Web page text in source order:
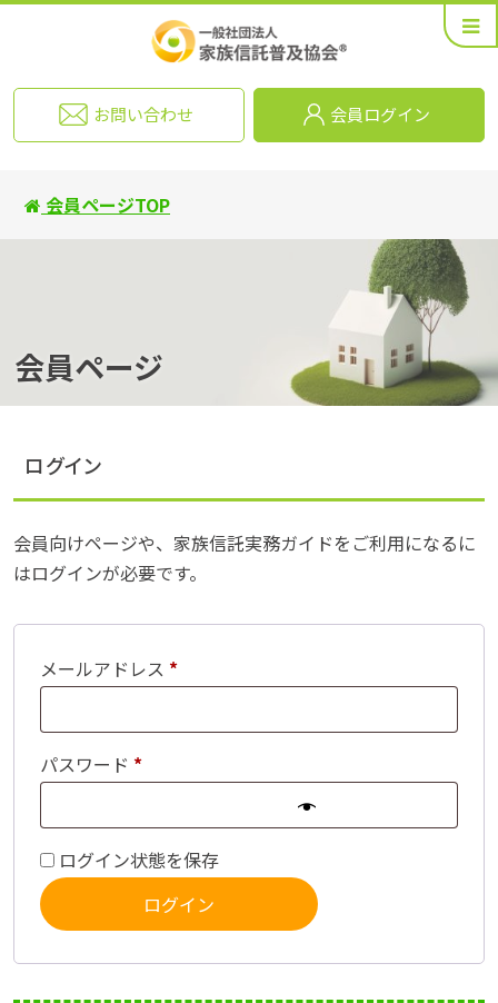
お問い合わせ 会員ログイン
会員ページTOP
会員ページ
ログイン
会員向けページや、家族信託実務ガイドをご利用になるに
はログインが必要です。
メールアドレス *
パスワード *
ログイン状態を保存
ログイン